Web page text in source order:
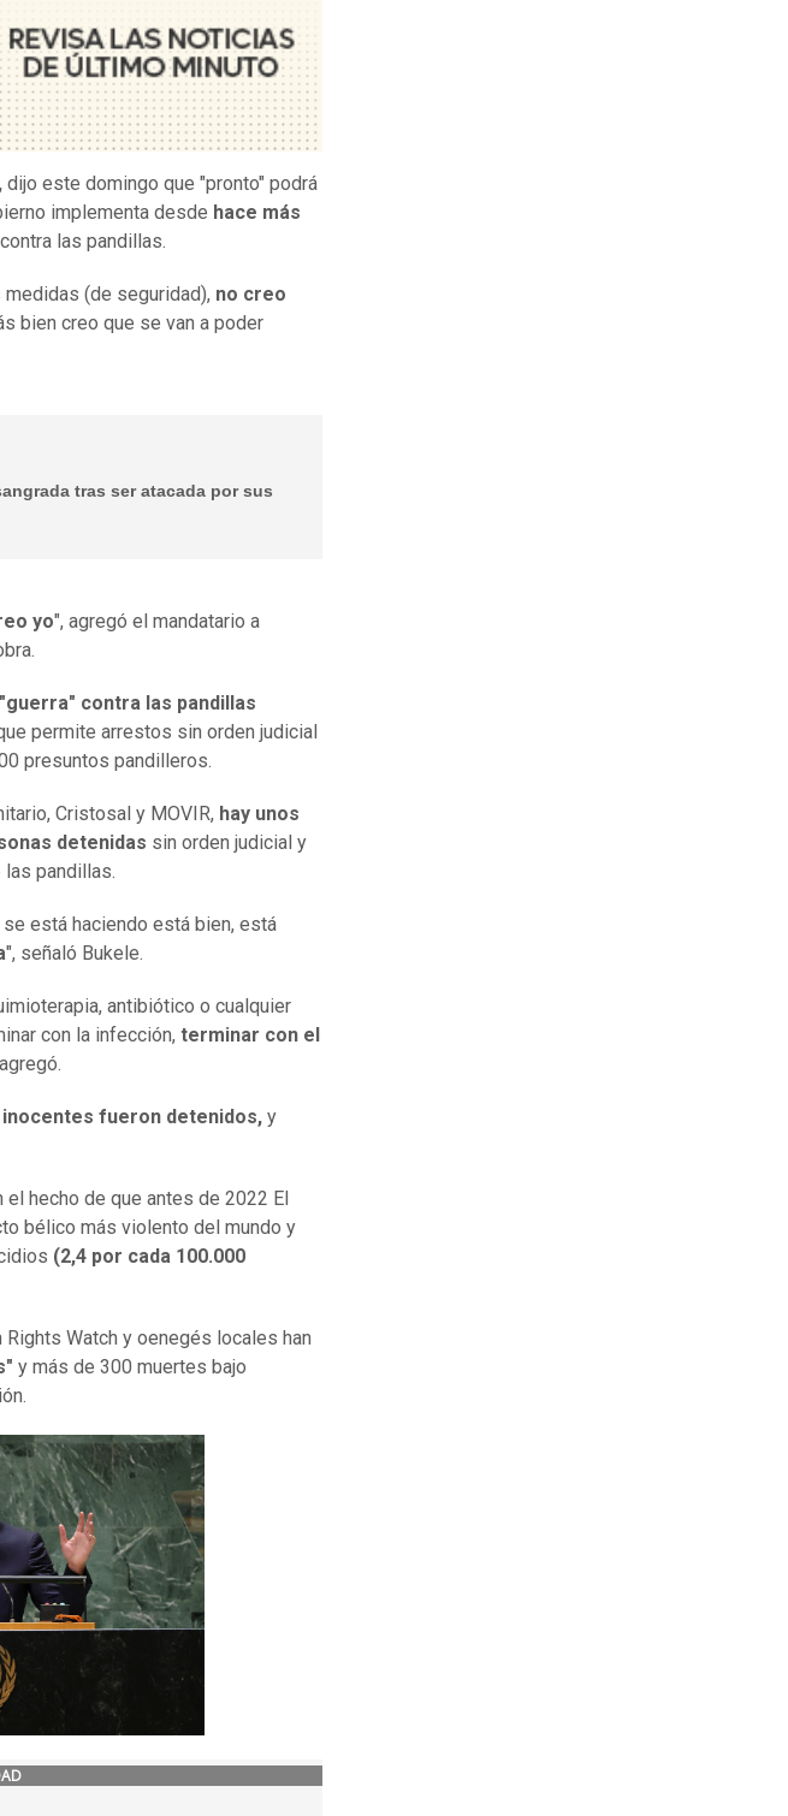
dijo este domingo que "pronto" podrá
implementa desde hace más
las pandillas.
(de seguridad), no creo
bien creo que se van a poder
tras ser atacada por sus
yo", agregó el mandatario a
contra las pandillas
permite arrestos sin orden judicial
presuntos pandilleros.
Cristosal y MOVIR, hay unos
detenidas sin orden judicial y
pandillas.
está haciendo está bien, está
", señaló Bukele.
antibiótico o cualquier
con la infección, terminar con el
inocentes fueron detenidos, y
hecho de que antes de 2022 El
bélico más violento del mundo y
(2,4 por cada 100.000
Watch y oenegés locales han
y más de 300 muertes bajo